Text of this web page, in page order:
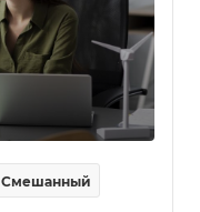
Смешанный